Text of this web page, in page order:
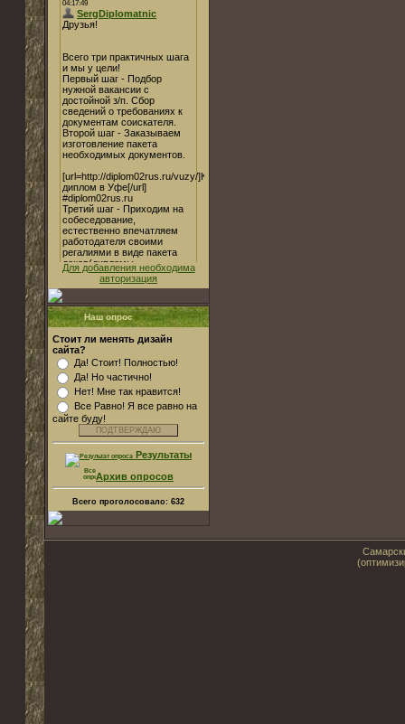
Для добавления необходима
авторизация
Наш опрос
Стоит ли менять дизайн
сайта?
Да! Стоит! Полностью!
Да! Но частично!
Нет! Мне так нравится!
Все Равно! Я все равно на
сайте буду!
Результаты
Архив опросов
Всего проголосовало: 632